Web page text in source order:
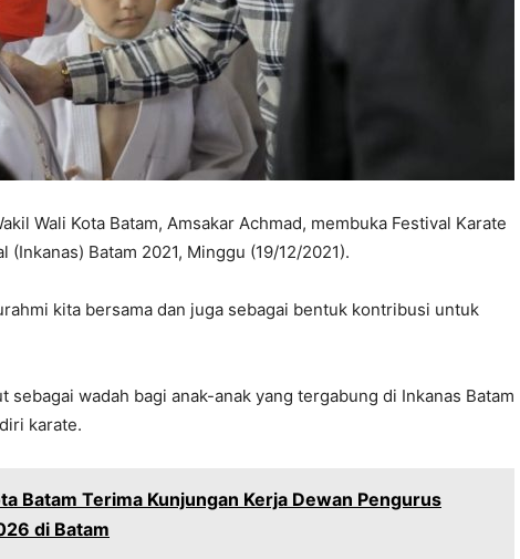
Wali Kota Batam, Amsakar Achmad, membuka Festival Karate
Batam 2021, Minggu (19/12/2021).
kita bersama dan juga sebagai bentuk kontribusi untuk
wadah bagi anak-anak yang tergabung di Inkanas Batam
karate.
Batam Terima Kunjungan Kerja Dewan Pengurus
di Batam